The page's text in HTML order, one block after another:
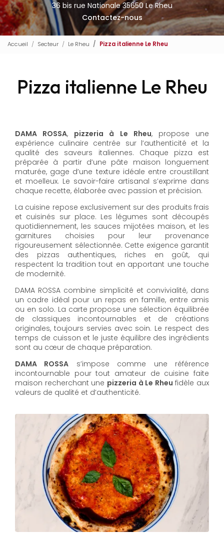
36 bis rue Nationale 35650 Le Rheu
Contactez-nous
Accueil Secteur Le Rheu Pizza italienne Le Rheu
Pizza italienne Le Rheu
DAMA ROSSA, pizzeria à Le Rheu, propose une
expérience culinaire centrée sur l’authenticité et la
qualité des saveurs italiennes. Chaque pizza est
préparée à partir d’une pâte maison longuement
maturée, gage d’une texture idéale entre croustillant
et moelleux. Le savoir-faire artisanal s’exprime dans
chaque recette, élaborée avec passion et précision.
La cuisine repose exclusivement sur des produits frais
et cuisinés sur place. Les légumes sont découpés
quotidiennement, les sauces mijotées maison, et les
garnitures choisies pour leur provenance
rigoureusement sélectionnée. Cette exigence garantit
des pizzas authentiques, riches en goût, qui
respectent la tradition tout en apportant une touche
de modernité.
DAMA ROSSA combine simplicité et convivialité, dans
un cadre idéal pour un repas en famille, entre amis
ou en solo. La carte propose une sélection équilibrée
de classiques incontournables et de créations
originales, toujours servies avec soin. Le respect des
temps de cuisson et le juste équilibre des ingrédients
sont au cœur de chaque préparation.
DAMA ROSSA s’impose comme une référence
incontournable pour tout amateur de cuisine faite
maison recherchant une pizzeria à Le Rheu fidèle aux
valeurs de qualité et d’authenticité.